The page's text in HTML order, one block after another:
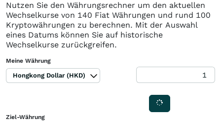
Nutzen Sie den Währungsrechner um den aktuellen
Wechselkurse von 140 Fiat Währungen und rund 100
Kryptowährungen zu berechnen. Mit der Auswahl
eines Datums können Sie auf historische
Wechselkurse zurückgreifen.
Meine Währung
Hongkong Dollar (HKD)
Ziel-Währung